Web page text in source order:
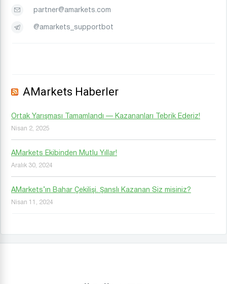
partner@amarkets.com
@amarkets_supportbot
AMarkets Haberler
Ortak Yarışması Tamamlandı — Kazananları Tebrik Ederiz!
Nisan 2, 2025
AMarkets Ekibinden Mutlu Yıllar!
Aralık 30, 2024
AMarkets’ın Bahar Çekilişi. Şanslı Kazanan Siz misiniz?
Nisan 11, 2024